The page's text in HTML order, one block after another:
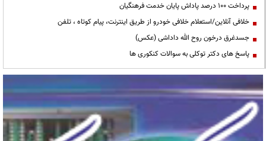
پرداخت ۱۰۰ درصد پاداش پایان خدمت فرهنگیان
خلافی آنلاین/استعلام خلافی خودرو از طریق اینترنت، پیام کوتاه ، تلفن
جسدغرق درخون روح الله داداشی (عکس)
پاسخ های دکتر توکلی به سوالات کنکوری ها